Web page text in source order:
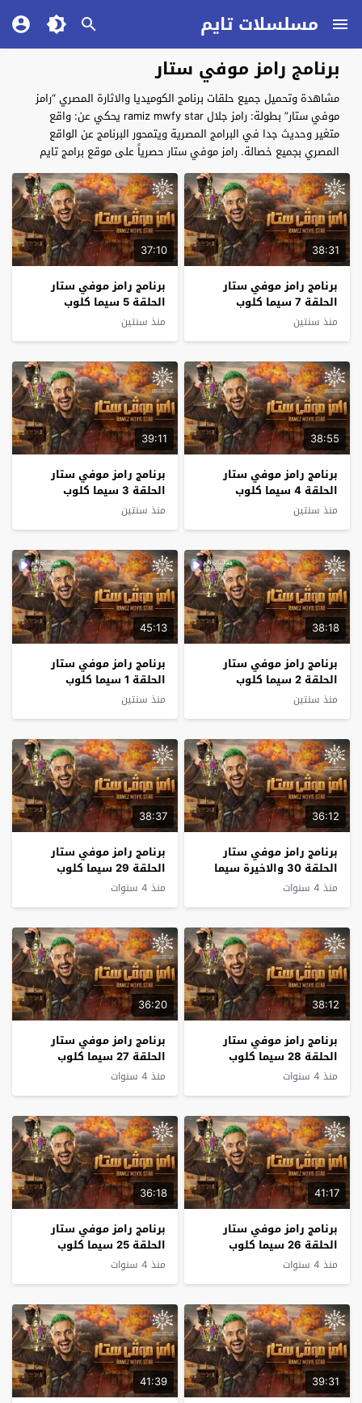
مسلسلات تايم
برنامج رامز موفي ستار
مشاهدة وتحميل جميع حلقات برنامج الكوميديا والاثارة المصري “رامز
موفي ستار” بطولة: رامز جلال ramiz mwfy star يحكي عن: واقع
متغير وحديث جدا في البرامج المصرية ويتمحور البرنامج عن الواقع
المصري بجميع خصالة. رامز موفي ستار حصرياً على موقع برامج تايم
38:31
برنامج رامز موفي ستار
الحلقة 7 سيما كلوب
منذ سنتين
37:10
برنامج رامز موفي ستار
الحلقة 5 سيما كلوب
منذ سنتين
38:55
برنامج رامز موفي ستار
الحلقة 4 سيما كلوب
منذ سنتين
39:11
برنامج رامز موفي ستار
الحلقة 3 سيما كلوب
منذ سنتين
38:18
برنامج رامز موفي ستار
الحلقة 2 سيما كلوب
منذ سنتين
45:13
برنامج رامز موفي ستار
الحلقة 1 سيما كلوب
منذ سنتين
36:12
برنامج رامز موفي ستار
الحلقة 30 والاخيرة سيما
كلوب
منذ 4 سنوات
38:37
برنامج رامز موفي ستار
الحلقة 29 سيما كلوب
منذ 4 سنوات
38:12
برنامج رامز موفي ستار
الحلقة 28 سيما كلوب
منذ 4 سنوات
36:20
برنامج رامز موفي ستار
الحلقة 27 سيما كلوب
منذ 4 سنوات
41:17
برنامج رامز موفي ستار
الحلقة 26 سيما كلوب
منذ 4 سنوات
36:18
برنامج رامز موفي ستار
الحلقة 25 سيما كلوب
منذ 4 سنوات
39:31
41:39